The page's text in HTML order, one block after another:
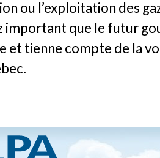
ou l’exploitation des
important que le futur
et tienne compte de la